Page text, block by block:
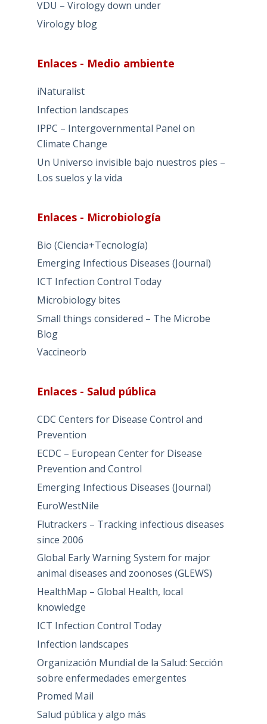
VDU – Virology down under
Virology blog
Enlaces - Medio ambiente
iNaturalist
Infection landscapes
IPPC – Intergovernmental Panel on
Climate Change
Un Universo invisible bajo nuestros pies –
Los suelos y la vida
Enlaces - Microbiología
Bio (Ciencia+Tecnología)
Emerging Infectious Diseases (Journal)
ICT Infection Control Today
Microbiology bites
Small things considered – The Microbe
Blog
Vaccineorb
Enlaces - Salud pública
CDC Centers for Disease Control and
Prevention
ECDC – European Center for Disease
Prevention and Control
Emerging Infectious Diseases (Journal)
EuroWestNile
Flutrackers – Tracking infectious diseases
since 2006
Global Early Warning System for major
animal diseases and zoonoses (GLEWS)
HealthMap – Global Health, local
knowledge
ICT Infection Control Today
Infection landscapes
Organización Mundial de la Salud: Sección
sobre enfermedades emergentes
Promed Mail
Salud pública y algo más